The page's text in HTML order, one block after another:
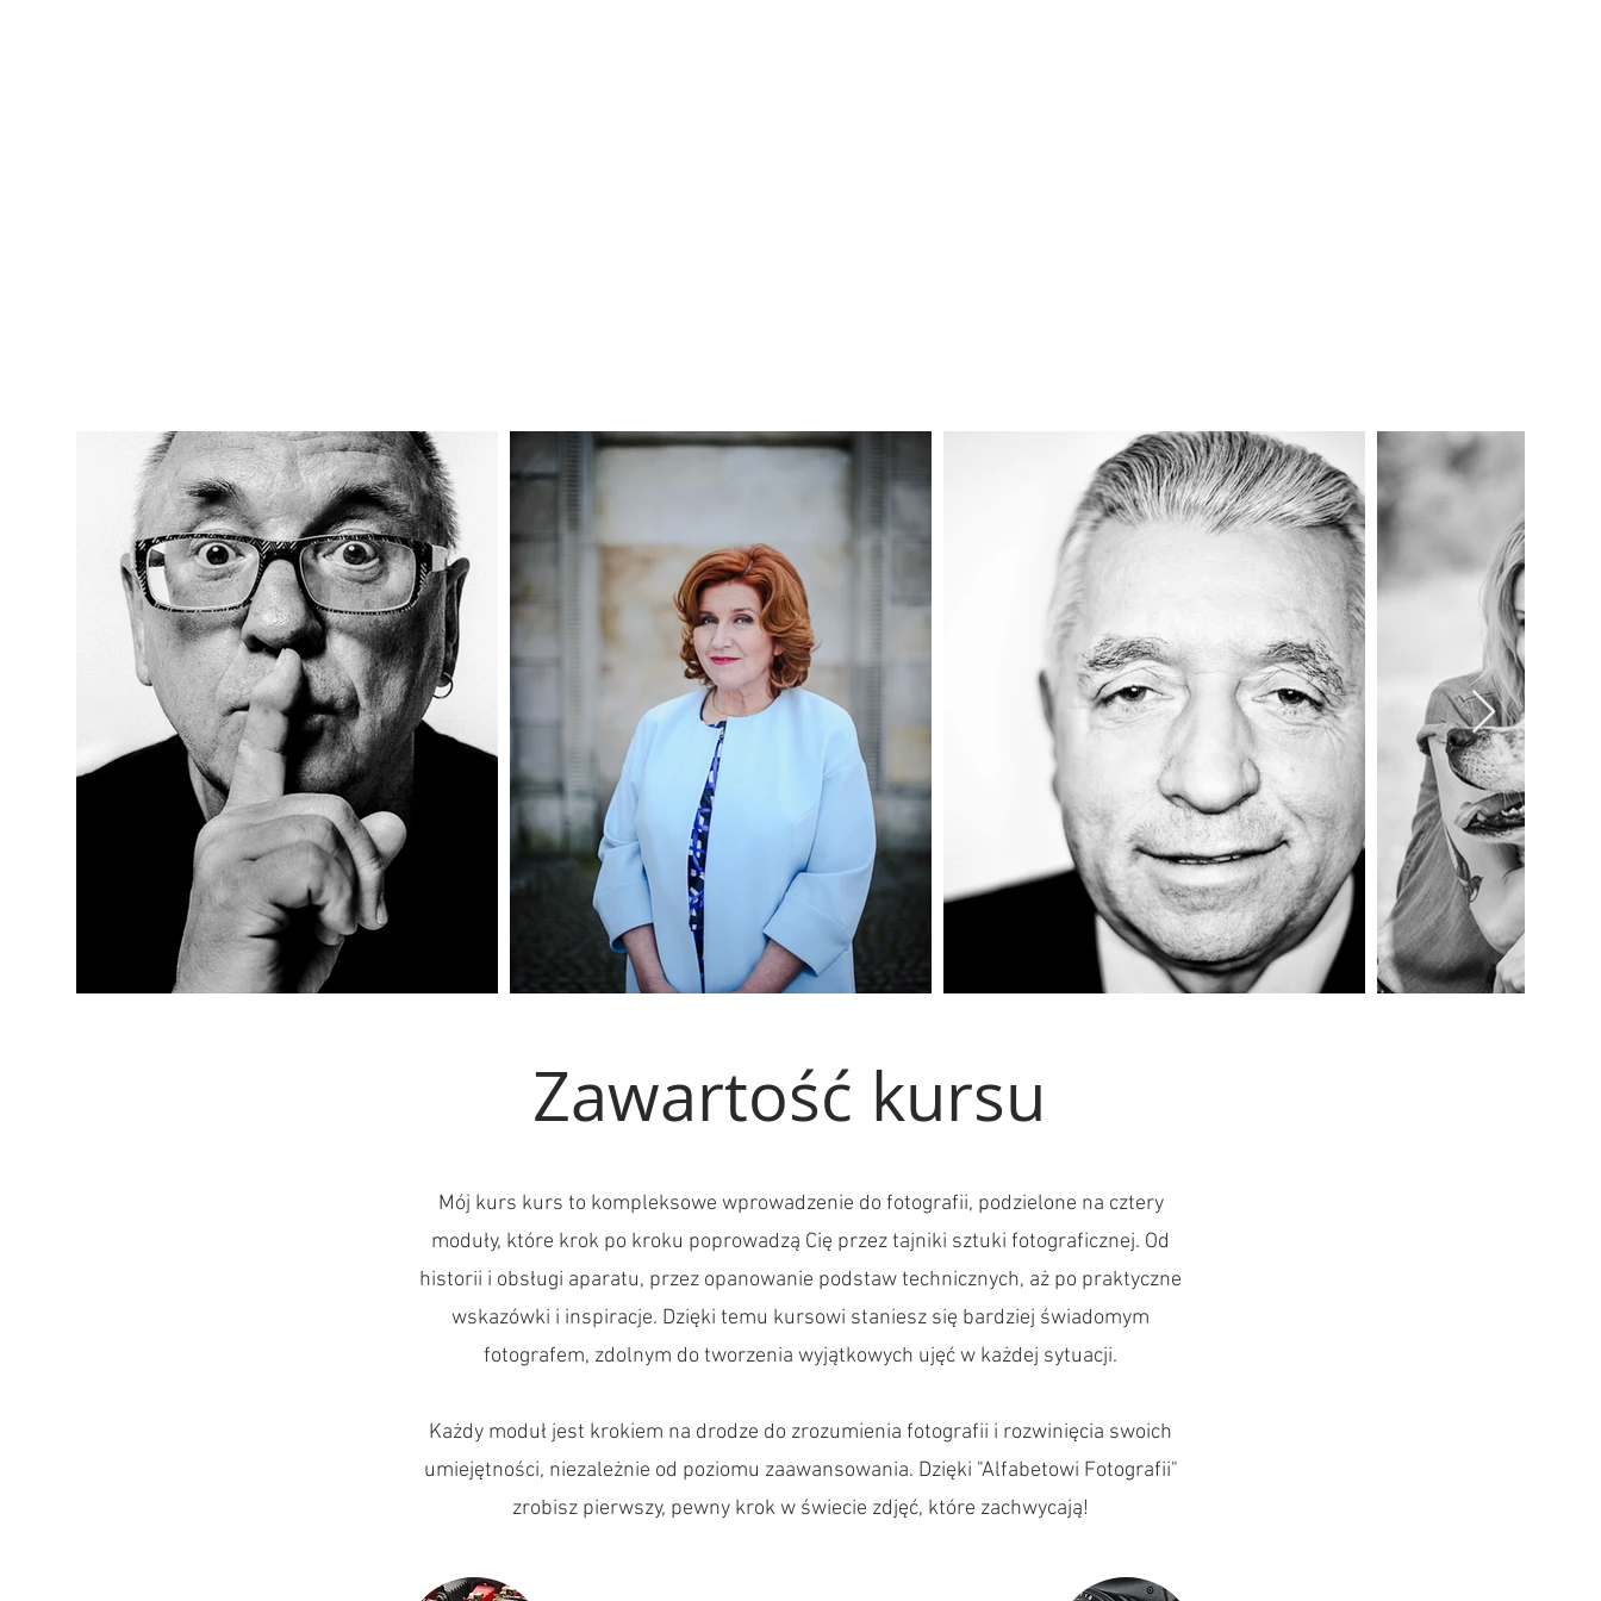
Zawartość kursu
Mój kurs kurs to kompleksowe wprowadzenie do fotografii, podzielone na cztery
moduły, które krok po kroku poprowadzą Cię przez tajniki sztuki fotograficznej. Od
historii i obsługi aparatu, przez opanowanie podstaw technicznych, aż po praktyczne
wskazówki i inspiracje. Dzięki temu kursowi staniesz się bardziej świadomym
fotografem, zdolnym do tworzenia wyjątkowych ujęć w każdej sytuacji.
Każdy moduł jest krokiem na drodze do zrozumienia fotografii i rozwinięcia swoich
umiejętności, niezależnie od poziomu zaawansowania. Dzięki "Alfabetowi Fotografii"
zrobisz pierwszy, pewny krok w świecie zdjęć, które zachwycają!